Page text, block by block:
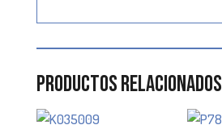
Productos relacionados